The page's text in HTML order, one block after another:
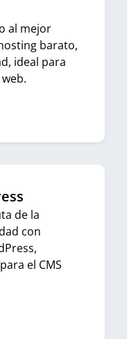
al mejor
barato,
ideal para
de la
con
el CMS